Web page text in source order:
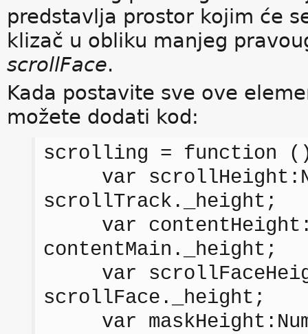
predstavlja prostor kojim će
klizač u obliku manjeg
scrollFace.
Kada postavite sve ove
možete dodati kod:
scrolling = function
var
scrollTrack._height;
var
contentMain._height;
var
scrollFace._height;
var